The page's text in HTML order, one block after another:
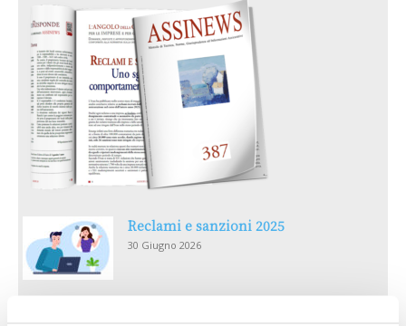
Reclami e sanzioni 2025
30 Giugno 2026